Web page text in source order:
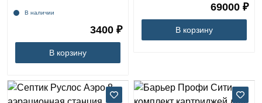
В наличии
3400 ₽
В корзину
69000 ₽
В корзину